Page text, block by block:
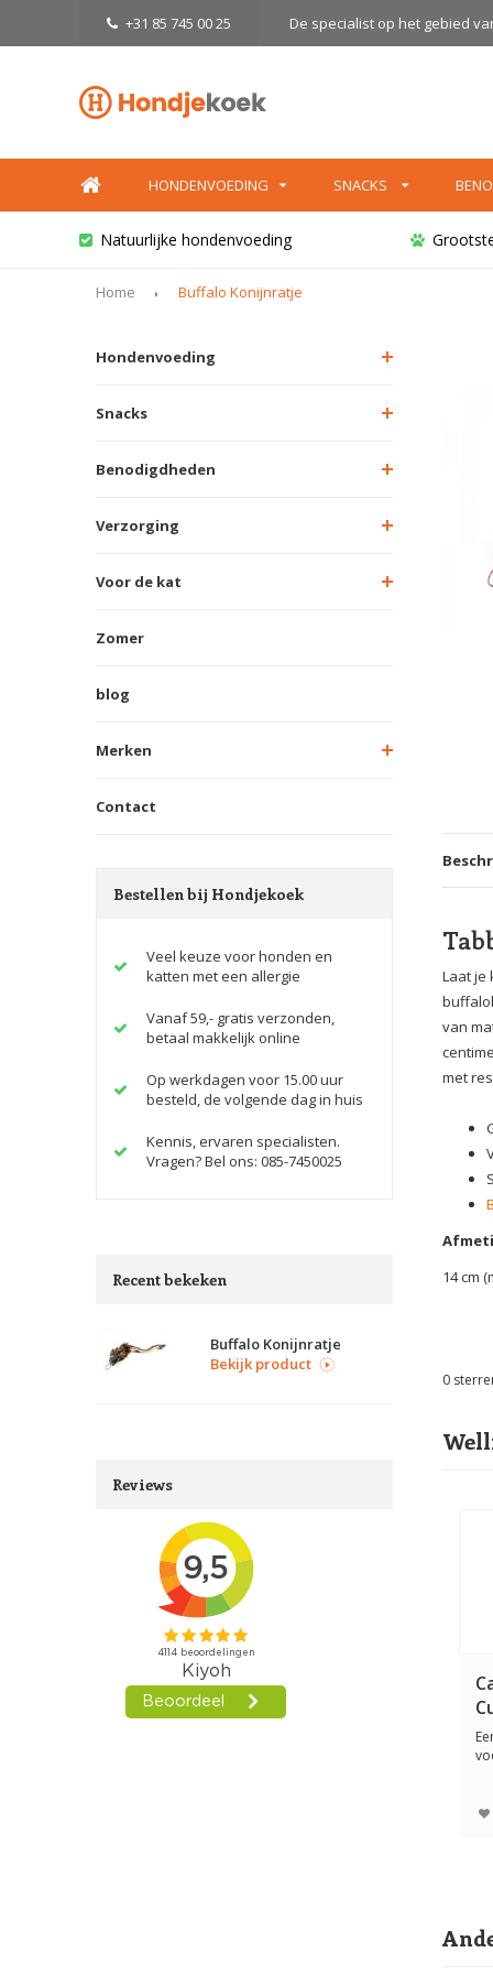
+31 85 745 00 25 De specialist op het gebied
HONDENVOEDING SNACKS
Natuurlijke hondenvoeding
Home Buffalo Konijnratje
Hondenvoeding
Snacks
Benodigdheden
Verzorging
Voor de kat
Zomer
blog
Merken
Contact
Bestellen bij Hondjekoek
Veel keuze voor honden en
katten met een allergie
Vanaf 59,- gratis verzonden,
betaal makkelijk online
Op werkdagen voor 15.00 uur
besteld, de volgende dag in huis
Kennis, ervaren specialisten.
Vragen? Bel ons: 085-7450025
Recent bekeken
Buffalo Konijnratje
Bekijk product
Reviews
Laat je
van
met
14 cm
0